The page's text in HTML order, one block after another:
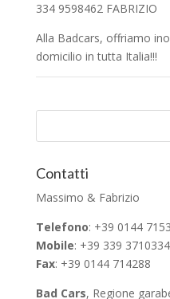
334 9598462 FABRIZIO
Alla Badcars, offriamo
domicilio in tutta Italia!!!
Contatti
Massimo & Fabrizio
Telefono: +39 0144
Mobile: +39 339
Fax: +39 0144 714288
Bad Cars, Regione